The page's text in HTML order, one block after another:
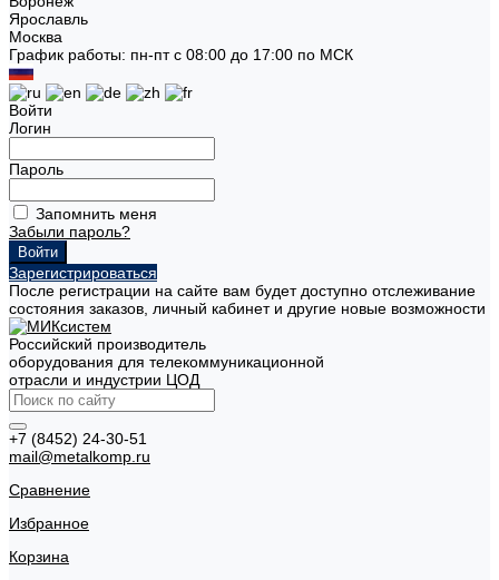
Ярославль
Москва
График работы: пн-пт с 08:00 до 17:00 по МСК
Войти
Логин
Пароль
Запомнить меня
Забыли пароль?
Зарегистрироваться
После регистрации на сайте вам будет доступно отслеживание
состояния заказов, личный кабинет и другие новые возможности
Российский производитель
оборудования для телекоммуникационной
отрасли и индустрии ЦОД
+7 (8452) 24-30-51
mail@metalkomp.ru
Сравнение
Избранное
Корзина